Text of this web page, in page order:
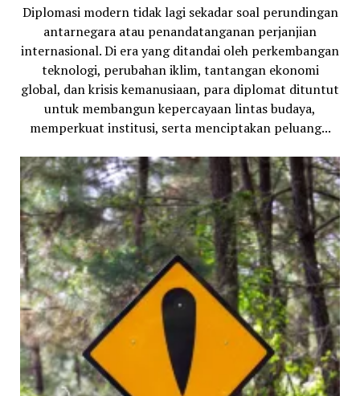
Diplomasi modern tidak lagi sekadar soal perundingan
antarnegara atau penandatanganan perjanjian
internasional. Di era yang ditandai oleh perkembangan
teknologi, perubahan iklim, tantangan ekonomi
global, dan krisis kemanusiaan, para diplomat dituntut
untuk membangun kepercayaan lintas budaya,
memperkuat institusi, serta menciptakan peluang...